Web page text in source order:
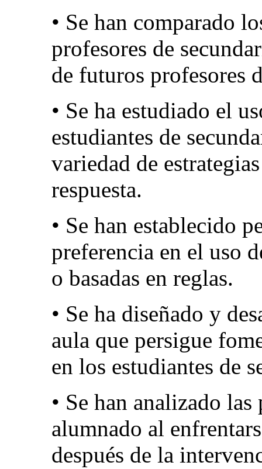
• Se han comparado
profesores de
de futuros profesores
• Se ha estudiado el
estudiantes de
variedad de
respuesta.
• Se han establecido
preferencia en el uso
o basadas en reglas.
• Se ha diseñado y
aula que persigue
en los estudiantes de
• Se han analizado
alumnado al
después de la